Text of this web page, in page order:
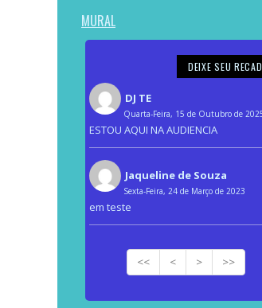
MURAL
DEIXE SEU
DJ TE
Quarta-Feira, 15 de Outubro de
ESTOU AQUI NA AUDIENCIA
Jaqueline de Souza
Sexta-Feira, 24 de Março de 2023
em teste
<< < > >>